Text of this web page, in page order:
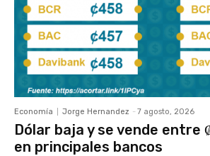
Economía Jorge Hernandez - 7 agosto, 2026
Dólar baja y se vende entre
en principales bancos